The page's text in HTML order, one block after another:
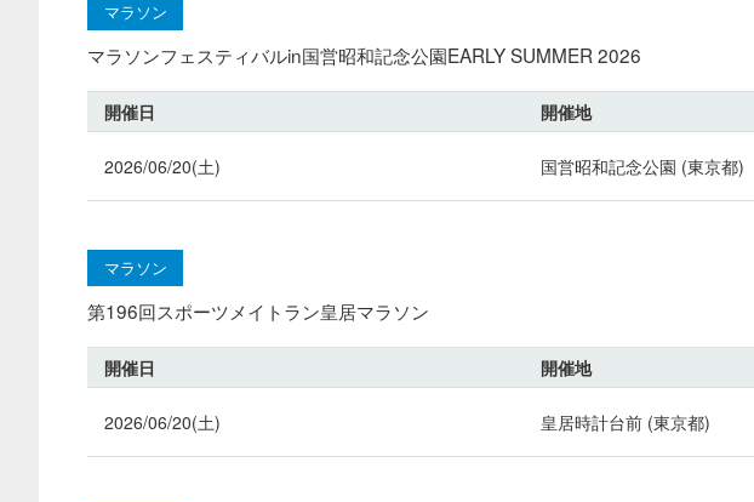
マラソン
マラソンフェスティバルin国営昭和記念公園EARLY SUMMER 2026
開催日 開催地
2026/06/20(土) 国営昭和記念公園 (東京都)
マラソン
第196回スポーツメイトラン皇居マラソン
開催日 開催地
2026/06/20(土) 皇居時計台前 (東京都)